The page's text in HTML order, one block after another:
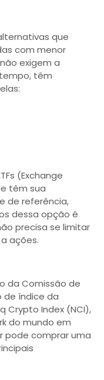
que
com menor
exigem a
têm
(Exchange
têm sua
de referência,
dessa opção é
precisa se limitar
ações.
da Comissão de
de índice da
Crypto Index (NCI),
do mundo em
pode comprar uma